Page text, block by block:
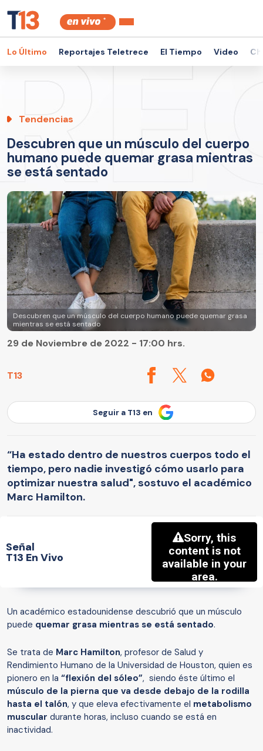
Lo Último Reportajes Teletrece El Tiempo Video
Tendencias
Descubren que un músculo del cuerpo
humano puede quemar grasa mientras
se está sentado
Descubren que un músculo del cuerpo humano puede quemar grasa
mientras se está sentado
T13
29 de Noviembre de 2022 - 17:00 hrs.
Seguir a T13 en
“Ha estado dentro de nuestros cuerpos todo el
tiempo, pero nadie investigó cómo usarlo para
optimizar nuestra salud", sostuvo el académico
Marc Hamilton.
Señal
T13 En Vivo
Un académico estadounidense descubrió que un músculo
puede quemar grasa mientras se está sentado.
Se trata de Marc Hamilton, profesor de Salud y
Rendimiento Humano de la Universidad de Houston, quien es
pionero en la “flexión del sóleo”, siendo éste último el
músculo de la pierna que va desde debajo de la rodilla
hasta el talón, y que eleva efectivamente el metabolismo
muscular durante horas, incluso cuando se está en
inactividad.